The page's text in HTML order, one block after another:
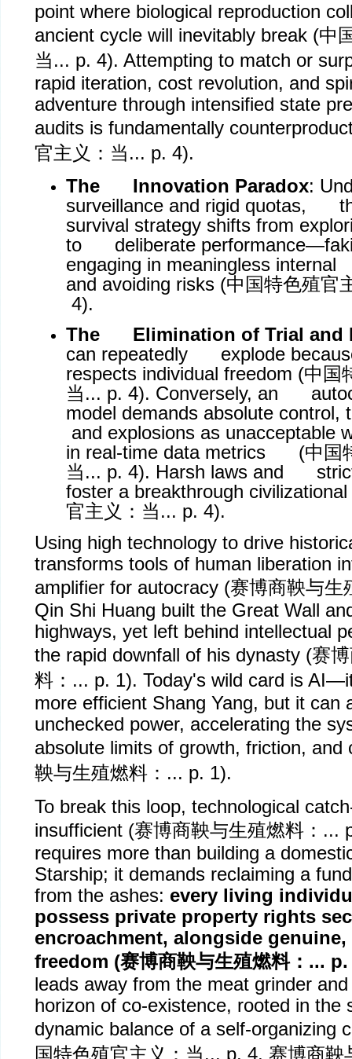
point where biological reproduction
ancient cycle will inevitably break (中
当... p. 4). Attempting to match or
rapid iteration, cost revolution, and
adventure through intensified state
audits is fundamentally
官主义：当... p. 4).
The Innovation Paradox:
surveillance and rigid quotas,
survival strategy shifts from
to deliberate
engaging in meaningless
and avoiding risks (中国特色殖官
4).
The Elimination of Trial and
can repeatedly explode
respects individual freedom (中国
当... p. 4). Conversely, an
model demands absolute
and explosions as unacceptable
in real-time data metrics (中国
当... p. 4). Harsh laws and
foster a breakthrough
官主义：当... p. 4).
Using high technology to drive
transforms tools of human liberation
amplifier for autocracy (赛博商鞅与生
Qin Shi Huang built the Great Wall
highways, yet left behind intellectual
the rapid downfall of his dynasty (赛
料： ... p. 1). Today's wild card is
more efficient Shang Yang, but it can
unchecked power, accelerating the
absolute limits of growth, friction, and
鞅与生殖燃料： ... p. 1).
To break this loop, technological
insufficient (赛博商鞅与生殖燃料： ...
requires more than building a
Starship; it demands reclaiming a
from the ashes: every living
possess private property rights
encroachment, alongside
freedom (赛博商鞅与生殖燃料： ... p.
leads away from the meat grinder
horizon of co-existence, rooted in the
dynamic balance of a self-organizing
国特色殖官主义：当... p. 4, 赛博商鞅